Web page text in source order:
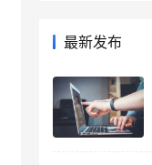
最新发布